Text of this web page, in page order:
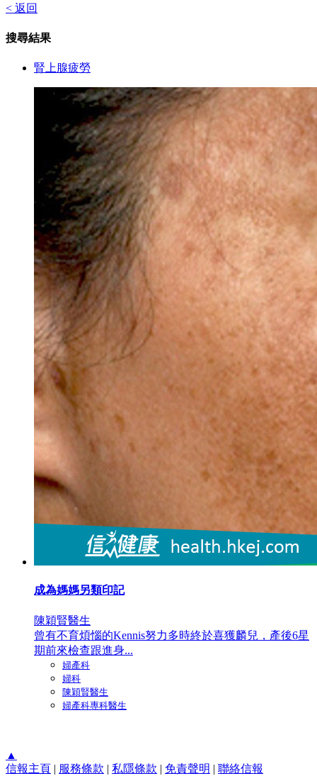
< 返回
搜尋結果
腎上腺疲勞
成為媽媽另類印記
陳穎賢醫生
曾有不育煩惱的Kennis努力多時終於喜獲麟兒，產後6星
期前來檢查跟進身...
婦產科
婦科
陳穎賢醫生
婦產科專科醫生
▲
信報主頁 | 服務條款 | 私隱條款 | 免責聲明 | 聯絡信報